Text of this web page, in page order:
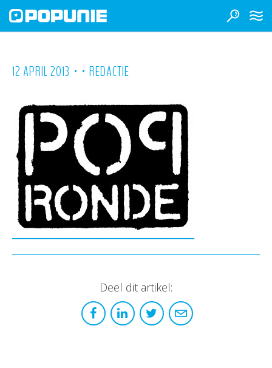
12 APRIL 2013 • • REDACTIE
Deel dit artikel: